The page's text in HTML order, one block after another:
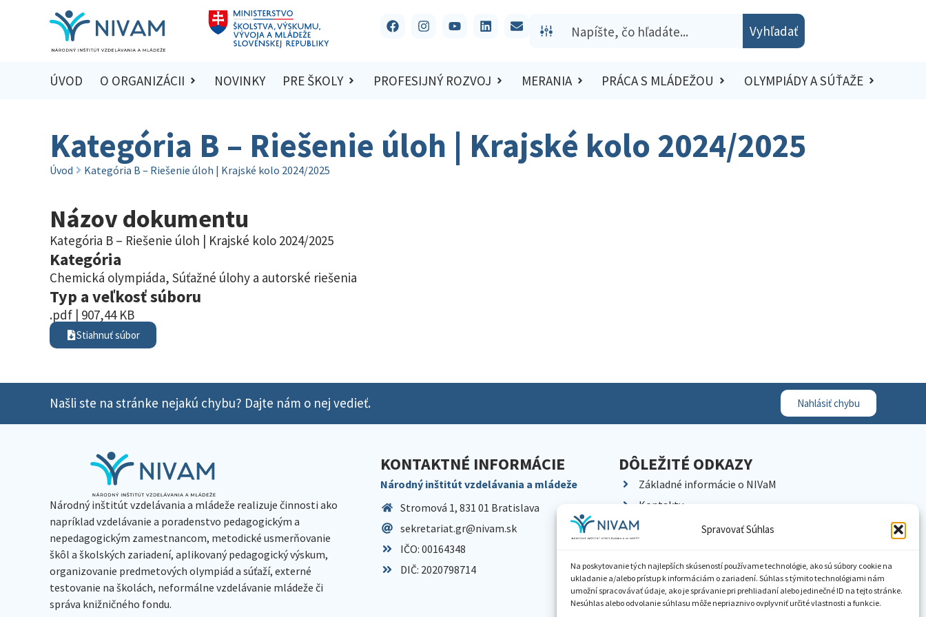
Spravovať Súhlas
Na poskytovanie tých najlepších skúseností používame technológie, ako sú súbory cookie na
ukladanie a/alebo prístup k informáciám o zariadení. Súhlas s týmito technológiami nám
umožní spracovávať údaje, ako je správanie pri prehliadaní alebo jedinečné ID na tejto stránke.
Nesúhlas alebo odvolanie súhlasu môže nepriaznivo ovplyvniť určité vlastnosti a funkcie.
Vyhľadať
ÚVOD O ORGANIZÁCII NOVINKY PRE ŠKOLY PROFESIJNÝ ROZVOJ MERANIA PRÁCA S MLÁDEŽOU OLYMPIÁDY A SÚŤAŽE
Kategória B – Riešenie úloh | Krajské kolo 2024/2025
Úvod Kategória B – Riešenie úloh | Krajské kolo 2024/2025
Názov dokumentu
Kategória B – Riešenie úloh | Krajské kolo 2024/2025
Kategória
Chemická olympiáda, Súťažné úlohy a autorské riešenia
Typ a veľkosť súboru
.pdf | 907,44 KB
Stiahnuť súbor
Našli ste na stránke nejakú chybu? Dajte nám o nej vedieť. Nahlásiť chybu
Národný inštitút vzdelávania a mládeže realizuje činnosti ako
napríklad vzdelávanie a poradenstvo pedagogickým a
nepedagogickým zamestnancom, metodické usmerňovanie
škôl a školských zariadení, aplikovaný pedagogický výskum,
organizovanie predmetových olympiád a súťaží, externé
testovanie na školách, neformálne vzdelávanie mládeže či
správa knižničného fondu.
KONTAKTNÉ INFORMÁCIE
Národný inštitút vzdelávania a mládeže
Stromová 1, 831 01 Bratislava
sekretariat.gr@nivam.sk
IČO: 00164348
DIČ: 2020798714
DÔLEŽITÉ ODKAZY
Základné informácie o NIVaM
Kontakty
Kariéra
Pracoviská NIVaM
Dokumenty inštitúcie
Knižnica